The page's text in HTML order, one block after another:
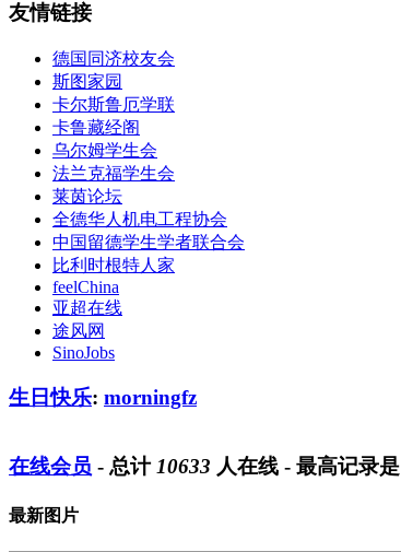
友情链接
德国同济校友会
斯图家园
卡尔斯鲁厄学联
卡鲁藏经阁
乌尔姆学生会
法兰克福学生会
莱茵论坛
全德华人机电工程协会
中国留德学生学者联合会
比利时根特人家
feelChina
亚超在线
途风网
SinoJobs
生日快乐: morningfz
在线会员 - 总计10633 人在线 - 最高记录是
最新图片